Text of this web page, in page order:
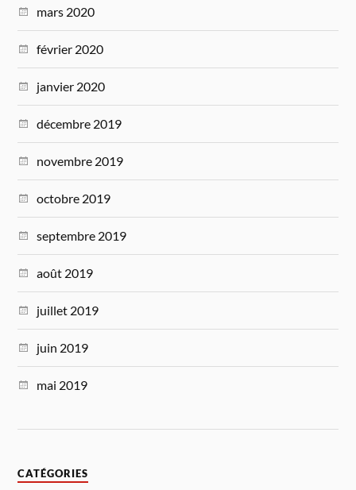
mars 2020
février 2020
janvier 2020
décembre 2019
novembre 2019
octobre 2019
septembre 2019
août 2019
juillet 2019
juin 2019
mai 2019
CATÉGORIES